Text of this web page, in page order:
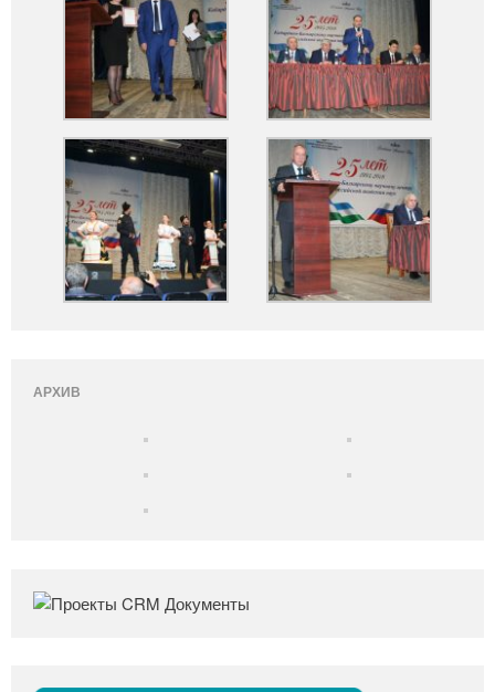
АРХИВ